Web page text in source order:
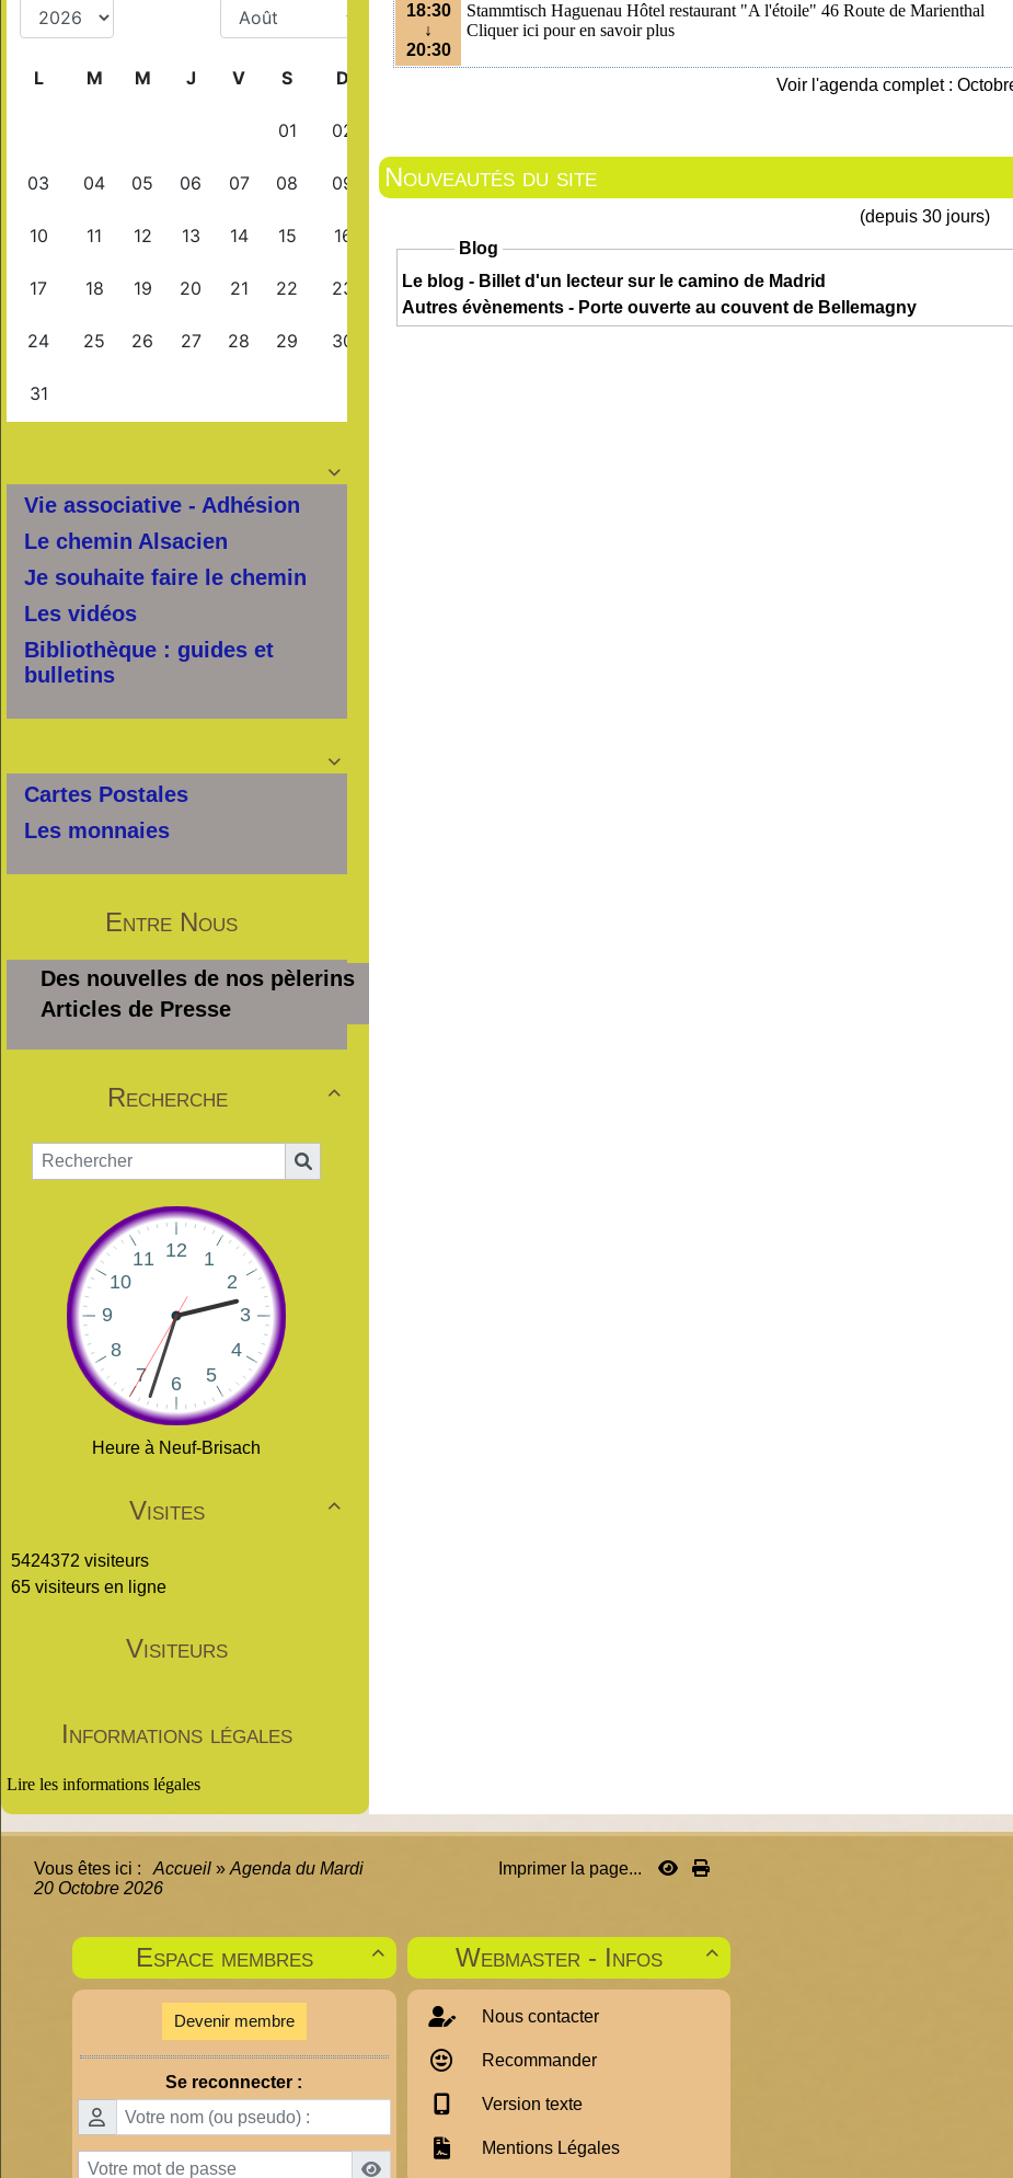

Vie associative - Adhésion
Le chemin Alsacien
Je souhaite faire le chemin
Les vidéos
Bibliothèque : guides et
bulletins

Cartes Postales
Les monnaies
Entre Nous
Des nouvelles de nos pèlerins
Articles de Presse

Recherche
Heure à Neuf-Brisach

Visites
5424372 visiteurs
65 visiteurs en ligne
Visiteurs
Informations légales
Lire les informations légales
18:30
↓
20:30
Stammtisch Haguenau Hôtel restaurant "A l'étoile" 46 Route de Marienthal
Cliquer ici pour en savoir plus
Voir l'agenda complet :
Nouveautés du site
(depuis 30 jours)
Blog
Le blog - Billet d'un lecteur sur le camino de Madrid
Autres évènements - Porte ouverte au couvent de Bellemagny
Vous êtes ici : Accueil » Agenda du Mardi
20 Octobre 2026
Imprimer la page...

Espace membres
Devenir membre
Se reconnecter :

Webmaster - Infos
Nous contacter
Recommander
Version texte
Mentions Légales